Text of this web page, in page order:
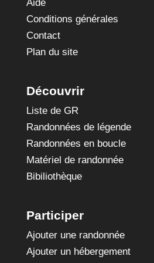
Aide
Conditions générales
Contact
Plan du site
Découvrir
Liste de GR
Randonnées de légende
Randonnées en boucle
Matériel de randonnée
Bibiliothèque
Participer
Ajouter une randonnée
Ajouter un hébergement